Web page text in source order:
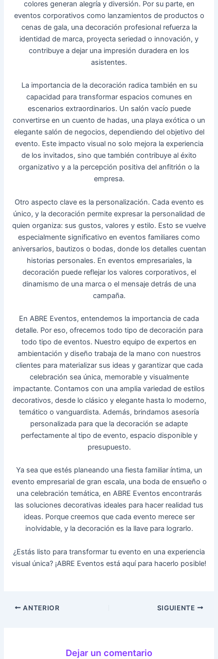
colores generan alegría y diversión. Por su parte, en
eventos corporativos como lanzamientos de productos o
cenas de gala, una decoración profesional refuerza la
identidad de marca, proyecta seriedad o innovación, y
contribuye a dejar una impresión duradera en los
asistentes.
La importancia de la decoración radica también en su
capacidad para transformar espacios comunes en
escenarios extraordinarios. Un salón vacío puede
convertirse en un cuento de hadas, una playa exótica o un
elegante salón de negocios, dependiendo del objetivo del
evento. Este impacto visual no solo mejora la experiencia
de los invitados, sino que también contribuye al éxito
organizativo y a la percepción positiva del anfitrión o la
empresa.
Otro aspecto clave es la personalización. Cada evento es
único, y la decoración permite expresar la personalidad de
quien organiza: sus gustos, valores y estilo. Esto se vuelve
especialmente significativo en eventos familiares como
aniversarios, bautizos o bodas, donde los detalles cuentan
historias personales. En eventos empresariales, la
decoración puede reflejar los valores corporativos, el
dinamismo de una marca o el mensaje detrás de una
campaña.
En ABRE Eventos, entendemos la importancia de cada
detalle. Por eso, ofrecemos todo tipo de decoración para
todo tipo de eventos. Nuestro equipo de expertos en
ambientación y diseño trabaja de la mano con nuestros
clientes para materializar sus ideas y garantizar que cada
celebración sea única, memorable y visualmente
impactante. Contamos con una amplia variedad de estilos
decorativos, desde lo clásico y elegante hasta lo moderno,
temático o vanguardista. Además, brindamos asesoría
personalizada para que la decoración se adapte
perfectamente al tipo de evento, espacio disponible y
presupuesto.
Ya sea que estés planeando una fiesta familiar íntima, un
evento empresarial de gran escala, una boda de ensueño o
una celebración temática, en ABRE Eventos encontrarás
las soluciones decorativas ideales para hacer realidad tus
ideas. Porque creemos que cada evento merece ser
inolvidable, y la decoración es la llave para lograrlo.
¿Estás listo para transformar tu evento en una experiencia
visual única? ¡ABRE Eventos está aquí para hacerlo posible!
ANTERIOR SIGUIENTE
Dejar un comentario